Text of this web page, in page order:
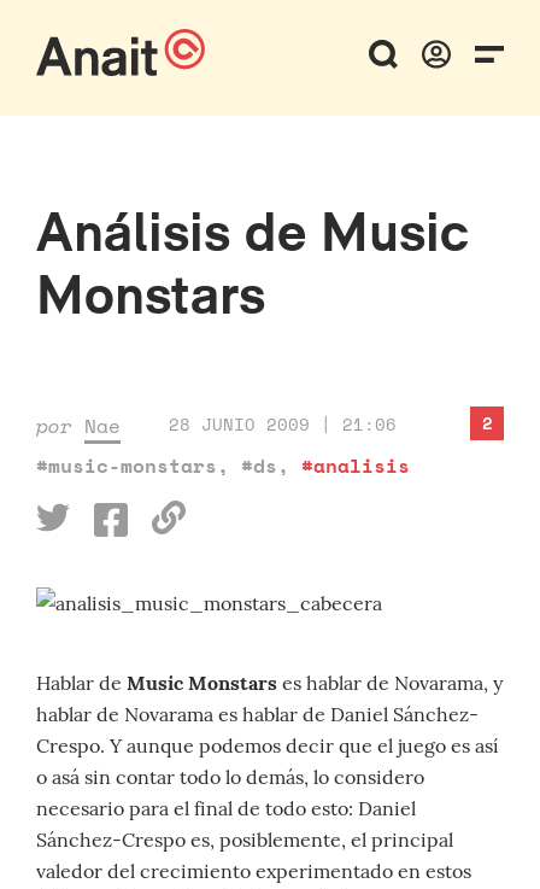
Análisis de Music
Monstars
por Nae 28 JUNIO 2009 | 21:06
#music-monstars, #ds, #analisis
2
Hablar de Music Monstars es hablar de Novarama, y
hablar de Novarama es hablar de Daniel Sánchez-
Crespo. Y aunque podemos decir que el juego es así
o asá sin contar todo lo demás, lo considero
necesario para el final de todo esto: Daniel
Sánchez-Crespo es, posiblemente, el principal
valedor del crecimiento experimentado en estos